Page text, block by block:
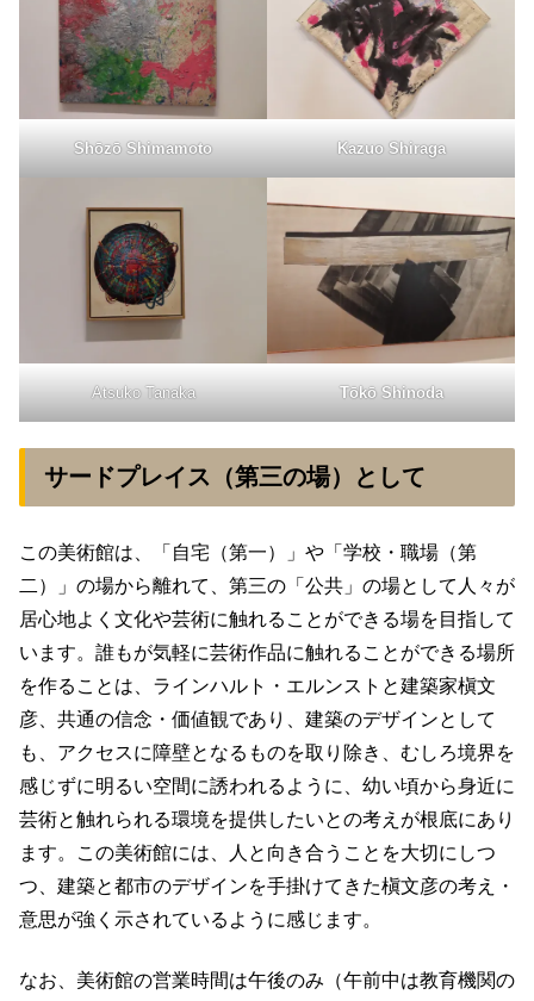
Shōzō Shimamoto Kazuo Shiraga
Atsuko Tanaka Tōkō Shinoda
サードプレイス（第三の場）として
この美術館は、「自宅（第一）」や「学校・職場（第
二）」の場から離れて、第三の「公共」の場として人々が
居心地よく文化や芸術に触れることができる場を目指して
います。誰もが気軽に芸術作品に触れることができる場所
を作ることは、ラインハルト・エルンストと建築家槇文
彦、共通の信念・価値観であり、建築のデザインとして
も、アクセスに障壁となるものを取り除き、むしろ境界を
感じずに明るい空間に誘われるように、幼い頃から身近に
芸術と触れられる環境を提供したいとの考えが根底にあり
ます。この美術館には、人と向き合うことを大切にしつ
つ、建築と都市のデザインを手掛けてきた槇文彦の考え・
意思が強く示されているように感じます。
なお、美術館の営業時間は午後のみ（午前中は教育機関の